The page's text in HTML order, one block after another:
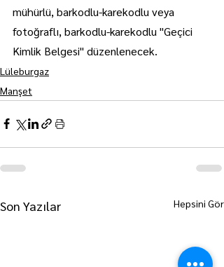
mühürlü, barkodlu-karekodlu veya
fotoğraflı, barkodlu-karekodlu "Geçici
Kimlik Belgesi" düzenlenecek.
Lüleburgaz
Manşet
Son Yazılar Hepsini Gör